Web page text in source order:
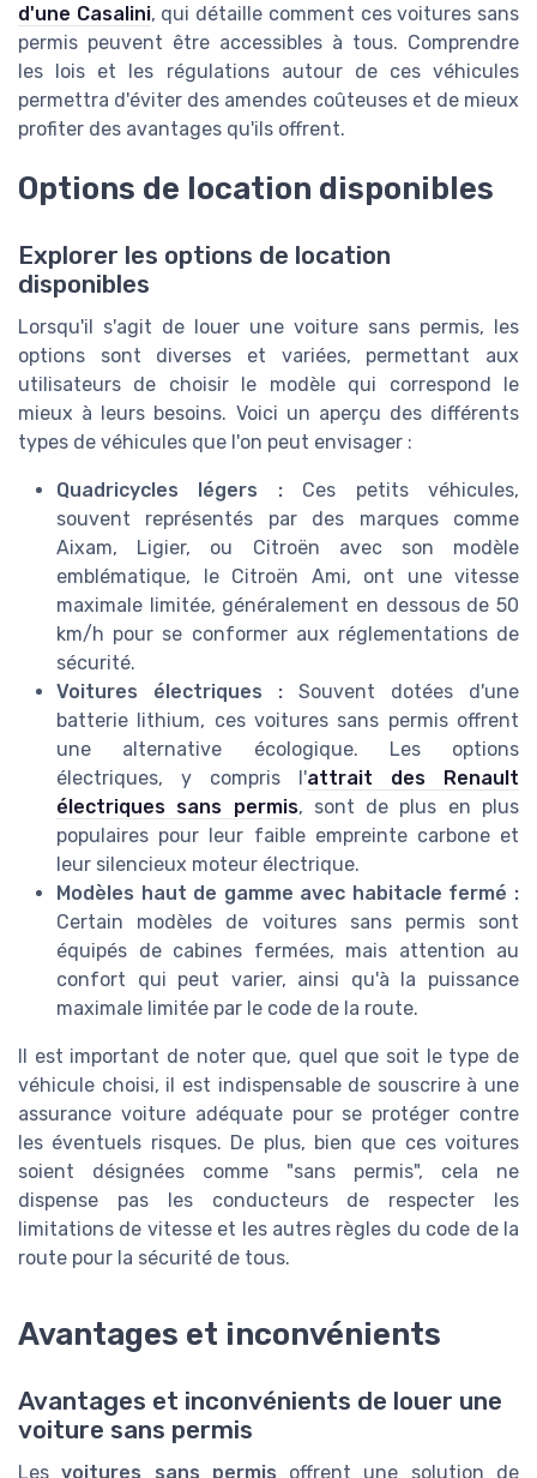
d'une Casalini, qui détaille comment ces voitures sans
permis peuvent être accessibles à tous. Comprendre
les lois et les régulations autour de ces véhicules
permettra d'éviter des amendes coûteuses et de mieux
profiter des avantages qu'ils offrent.
Options de location disponibles
Explorer les options de location
disponibles
Lorsqu'il s'agit de louer une voiture sans permis, les
options sont diverses et variées, permettant aux
utilisateurs de choisir le modèle qui correspond le
mieux à leurs besoins. Voici un aperçu des différents
types de véhicules que l'on peut envisager :
Quadricycles légers :Ces petits véhicules,
souvent représentés par des marques comme
Aixam, Ligier, ou Citroën avec son modèle
emblématique, le Citroën Ami, ont une vitesse
maximale limitée, généralement en dessous de 50
km/h pour se conformer aux réglementations de
sécurité.
Voitures électriques : Souvent dotées d'une
batterie lithium, ces voitures sans permis offrent
une alternative écologique. Les options
électriques, y compris l'attrait des Renault
électriques sans permis, sont de plus en plus
populaires pour leur faible empreinte carbone et
leur silencieux moteur électrique.
Modèles haut de gamme avec habitacle fermé :
Certain modèles de voitures sans permis sont
équipés de cabines fermées, mais attention au
confort qui peut varier, ainsi qu'à la puissance
maximale limitée par le code de la route.
Il est important de noter que, quel que soit le type de
véhicule choisi, il est indispensable de souscrire à une
assurance voiture adéquate pour se protéger contre
les éventuels risques. De plus, bien que ces voitures
soient désignées comme "sans permis", cela ne
dispense pas les conducteurs de respecter les
limitations de vitesse et les autres règles du code de la
route pour la sécurité de tous.
Avantages et inconvénients
Avantages et inconvénients de louer une
voiture sans permis
Lesvoitures sans permis offrent une solution de